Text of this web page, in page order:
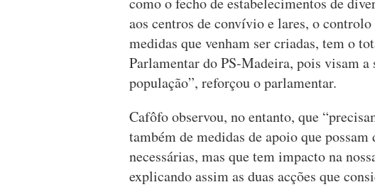
aos centros de convívio e lares, o
medidas que venham ser criadas, tem o
Parlamentar do PS-Madeira, pois visam a
população”, reforçou o parlamentar.
Cafôfo observou, no entanto, que
também de medidas de apoio que
necessárias, mas que tem impacto na
explicando assim as duas acções que